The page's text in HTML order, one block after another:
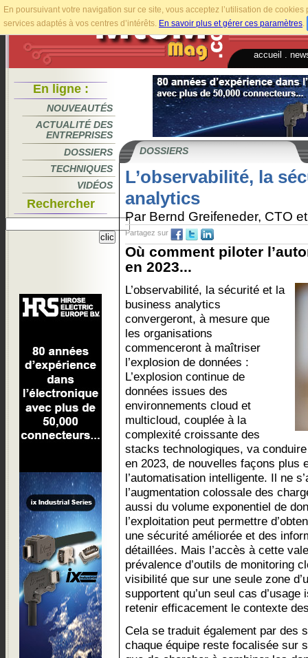
En poursuivant votre navigation sur ce site, vous acceptez l’utilisation de
services adaptés à vos centres d’intérêts. En savoir plus et gérer ces paramètres.
accueil
En ligne :
NOUVEAUTÉS
ACTUALITÉ DES
ENTREPRISES
DOSSIERS
TECHNIQUES
VIDÉOS
Rechercher
DOSSIERS
L’observabilité, la
analytics
Par Bernd Greifeneder, CTO
Partagez sur
Où comment piloter
en 2023...
L’observabilité, la sécurité et la
business analytics
convergeront, à mesure que
les organisations
commenceront à maîtriser
l’explosion de données :
L’explosion continue de
données issues des
environnements cloud et
multicloud, couplée à la
complexité croissante des
stacks technologiques, va
en 2023, de nouvelles façons plus
l’automatisation intelligente. Il ne
l’augmentation colossale des
aussi du volume exponentiel de
l’exploitation peut permettre
une sécurité améliorée et des
détaillées. Mais l’accès à cette
prévalence d’outils de monitoring
visibilité que sur une seule zone
supportent qu’un seul cas
retenir efficacement le contexte
Cela se traduit également par des
chaque équipe reste focalisée sur